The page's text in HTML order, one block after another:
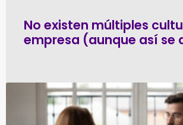
No existen múltiples
empresa (aunque así se